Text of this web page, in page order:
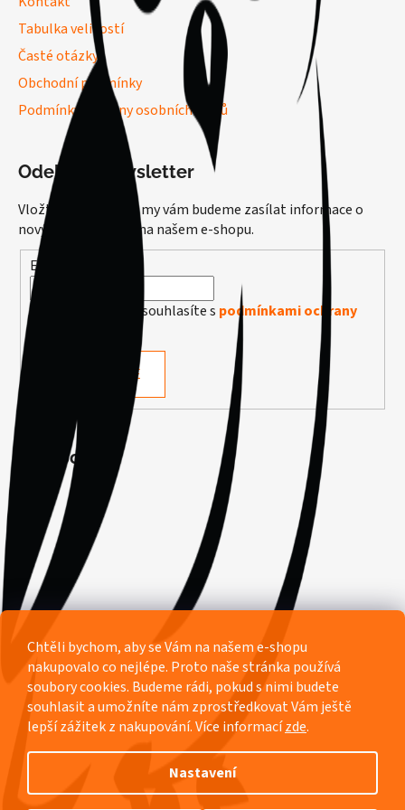
Chtěli bychom, aby se Vám na našem e-shopu
nakupovalo co nejlépe. Proto naše stránka používá
soubory cookies. Budeme rádi, pokud s nimi budete
souhlasit a umožníte nám zprostředkovat Vám ještě
lepší zážitek z nakupování.Více informacízde.
Nastavení
Tabulka velikostí
Časté otázky
Obchodní podmínky
Podmínky ochrany osobních údajů
Odebírat newsletter
Vložte svůj e-mail a my vám budeme zasílat informace o
nových produktech na našem e-shopu.
E-mail
Vložením e-mailu souhlasíte s podmínkami ochrany
PŘIHLÁSIT SE
Facebook